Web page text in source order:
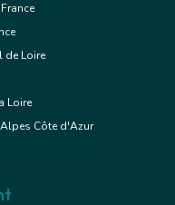
de Loire
Loire
Côte d'Azur